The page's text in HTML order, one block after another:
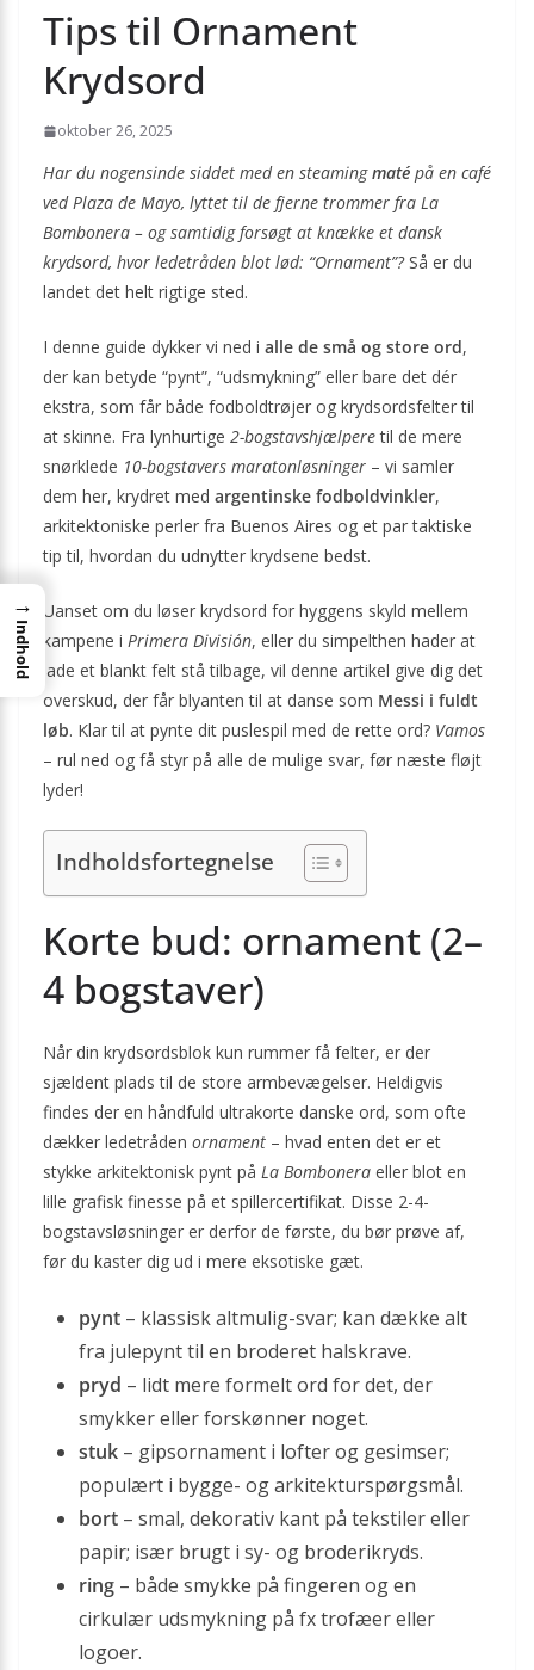
Tips til Ornament
Krydsord
oktober 26, 2025
Har du nogensinde siddet med en steamingmaté på en café
ved Plaza de Mayo, lyttet til de fjerne trommer fra La
Bombonera – og samtidig forsøgt at knække et dansk
krydsord, hvor ledetråden blot lød: “Ornament”?Så er du
landet det helt rigtige sted.
I denne guide dykker vi ned i alle de små og store ord,
der kan betyde “pynt”, “udsmykning” eller bare det dér
ekstra, som får både fodboldtrøjer og krydsordsfelter til
at skinne. Fra lynhurtige 2-bogstavshjælperetil de mere
snørklede 10-bogstavers maratonløsninger – vi samler
dem her, krydret med argentinske fodboldvinkler,
arkitektoniske perler fra Buenos Aires og et par taktiske
tip til, hvordan du udnytter krydsene bedst.
Uanset om du løser krydsord for hyggens skyld mellem
kampene i Primera División, eller du simpelthen hader at
lade et blankt felt stå tilbage, vil denne artikel give dig det
overskud, der får blyanten til at danse som Messi i fuldt
løb. Klar til at pynte dit puslespil med de rette ord? Vamos
– rul ned og få styr på alle de mulige svar, før næste fløjt
lyder!
Indholdsfortegnelse
Korte bud: ornament (2–
4 bogstaver)
Når din krydsordsblok kun rummer få felter, er der
sjældent plads til de store armbevægelser. Heldigvis
findes der en håndfuld ultrakorte danske ord, som ofte
dækker ledetråden ornament – hvad enten det er et
stykke arkitektonisk pynt på La Bombonera eller blot en
lille grafisk finesse på et spillercertifikat. Disse 2-4-
bogstavsløsninger er derfor de første, du bør prøve af,
før du kaster dig ud i mere eksotiske gæt.
pynt – klassisk altmulig-svar; kan dække alt
fra julepynt til en broderet halskrave.
pryd – lidt mere formelt ord for det, der
smykker eller forskønner noget.
stuk – gipsornament i lofter og gesimser;
populært i bygge- og arkitekturspørgsmål.
bort – smal, dekorativ kant på tekstiler eller
papir; især brugt i sy- og broderikryds.
ring – både smykke på fingeren og en
cirkulær udsmykning på fx trofæer eller
logoer.
→
Indhold